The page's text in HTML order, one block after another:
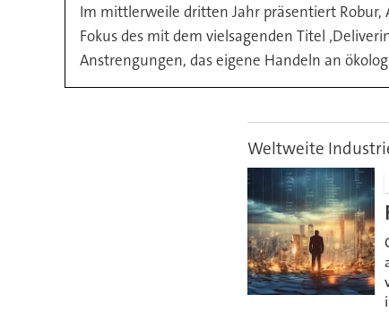
Im mittlerweile dritten Jahr präsentiert
Fokus des mit dem vielsagenden Titel
Anstrengungen, das eigene Handeln an
Weltweite